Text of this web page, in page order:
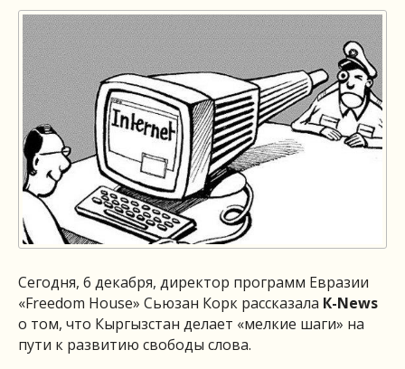
Сегодня, 6 декабря, директор программ Евразии
«Freedom House» Сьюзан Корк рассказала К-News
о том, что Кыргызстан делает «мелкие шаги» на
пути к развитию свободы слова.